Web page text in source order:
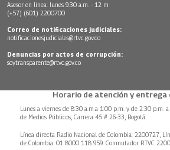
Asesor en línea: lunes 9:30 a.m. - 12 m
(+57) (601) 2200700
Correo de notificaciones judiciales:
notificacionesjudiciales@rtvc.gov.co
Denuncias por actos de corrupción:
soytransparente@rtvc.gov.co
Horario de atención y entrega
Lunes a viernes de 8:30 a.m.a 1:00 p.m. y de 2:30 p.m.
de Medios Públicos, Carrera 45 # 26-33, Bogotá.
Línea directa Radio Nacional de Colombia: 2200727,
de Colombia: 01 8000 118 959. Conmutador RTVC